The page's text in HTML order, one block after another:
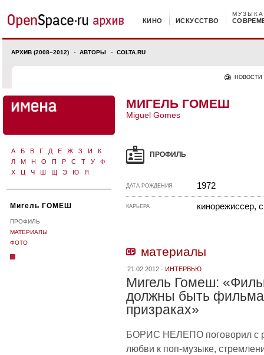
КИНО ИСКУССТВО
МУЗЫКА
АРХИВ (2008–2012) АВТОРЫ COLTA.RU
НОВОСТИ
А Б В Г Д Е Ж З И
К
Л
М Н О П Р С Т У
Ф
Х
Ц Ч Ш Щ Э Ю Я
Мигель ГОМЕШ
ПРОФИЛЬ
МАТЕРИАЛЫ
ФОТО
МИГЕЛЬ ГОМЕШ
Miguel Gomes
ПРОФИЛЬ
ДАТА РОЖДЕНИЯ 1972
КАРЬЕРА кинорежиссер,
материалы
21.02.2012 · ИНТЕРВЬЮ
Мигель Гомеш:
должны быть
призраках»
БОРИС НЕЛЕПО поговорил с
любви к поп-музыке,